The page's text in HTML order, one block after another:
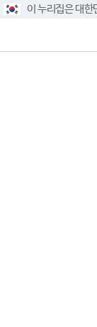
이 누리집은 대한